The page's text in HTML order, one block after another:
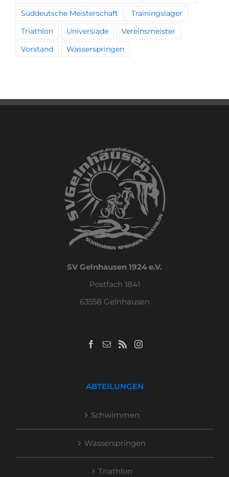
Süddeutsche Meisterschaft Trainingslager
Triathlon Universiade Vereinsmeister
Vorstand Wasserspringen
SV Gelnhausen 1924 e.V.
Postfach 1841
63558 Gelnhausen
ABTEILUNGEN
Schwimmen
Wasserspringen
Triathlon